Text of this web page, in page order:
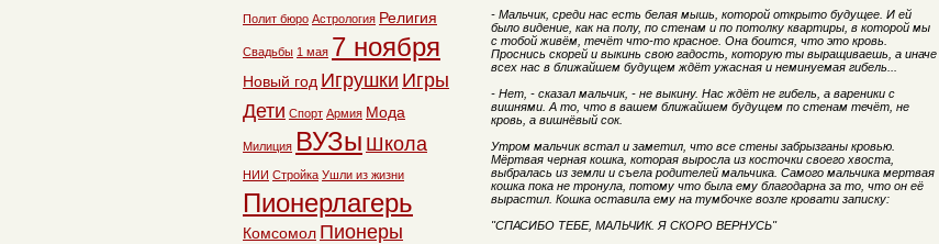
- Мальчик, среди нас есть белая мышь, которой открыто будущее. И ей
было видение, как на полу, по стенам и по потолку квартиры, в которой мы
с тобой живём, течёт что-то красное. Она боится, что это кровь.
Проснись скорей и выкинь свою гадость, которую ты выращиваешь, а иначе
всех нас в ближайшем будущем ждёт ужасная и неминуемая гибель...
- Нет, - сказал мальчик, - не выкину. Нас ждёт не гибель, а вареники с
вишнями. А то, что в вашем ближайшем будущем по стенам течёт, не
кровь, а вишнёвый сок.
Утром мальчик встал и заметил, что все стены забрызганы кровью.
Мёртвая черная кошка, которая выросла из косточки своего хвоста,
выбралась из земли и съела родителей мальчика. Самого мальчика мертвая
кошка пока не тронула, потому что была ему благодарна за то, что он её
вырастил. Кошка оставила ему на тумбочке возле кровати записку:
"СПАСИБО ТЕБЕ, МАЛЬЧИК. Я СКОРО ВЕРНУСЬ"
Полит бюро Астрология Религия
Свадьбы 1 мая 7 ноября
Новый год Игрушки Игры
Дети Спорт Армия Мода
Милиция ВУЗы Школа
НИИ Стройка Ушли из жизни
Пионерлагерь
Комсомол Пионеры